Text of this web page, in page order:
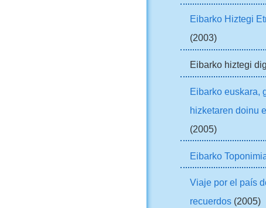
Eibarko Hiztegi
(2003)
Eibarko hiztegi
Eibarko euskara,
hizketaren doinu
(2005)
Eibarko
Viaje por el país
recuerdos (2005)